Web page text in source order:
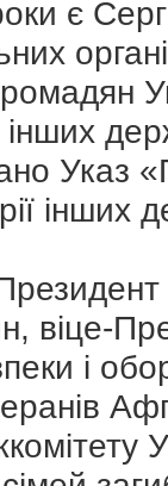
роки є
інших
Указ
інших
віце-
і